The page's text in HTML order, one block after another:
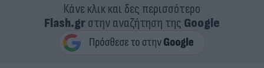
Κάνε κλικ και δες περισσότερο
Flash.grστην αναζήτηση της Google